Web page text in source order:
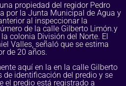
propiedad del regidor Pedro
por la Junta Municipal de Agua y
al inspeccionar la
de la calle Gilberto Limón.y
colonia División del Norte. El
Valles, señaló que se estima
de 20 años.
aquí en la en la calle Gilberto
identificación del predio y se
el predio está registrado a